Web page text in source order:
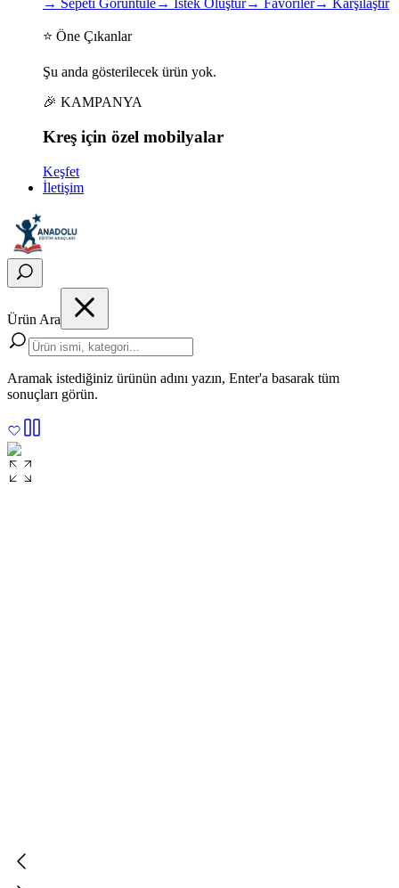
→ Sepeti Görüntüle→ İstek Oluştur→ Favoriler→ Karşılaştır
⭐ Öne Çıkanlar
Şu anda gösterilecek ürün yok.
🎉 KAMPANYA
Kreş için özel mobilyalar
Keşfet
İletişim
Ürün Ara
Aramak istediğiniz ürünün adını yazın, Enter'a basarak tüm
sonuçları görün.